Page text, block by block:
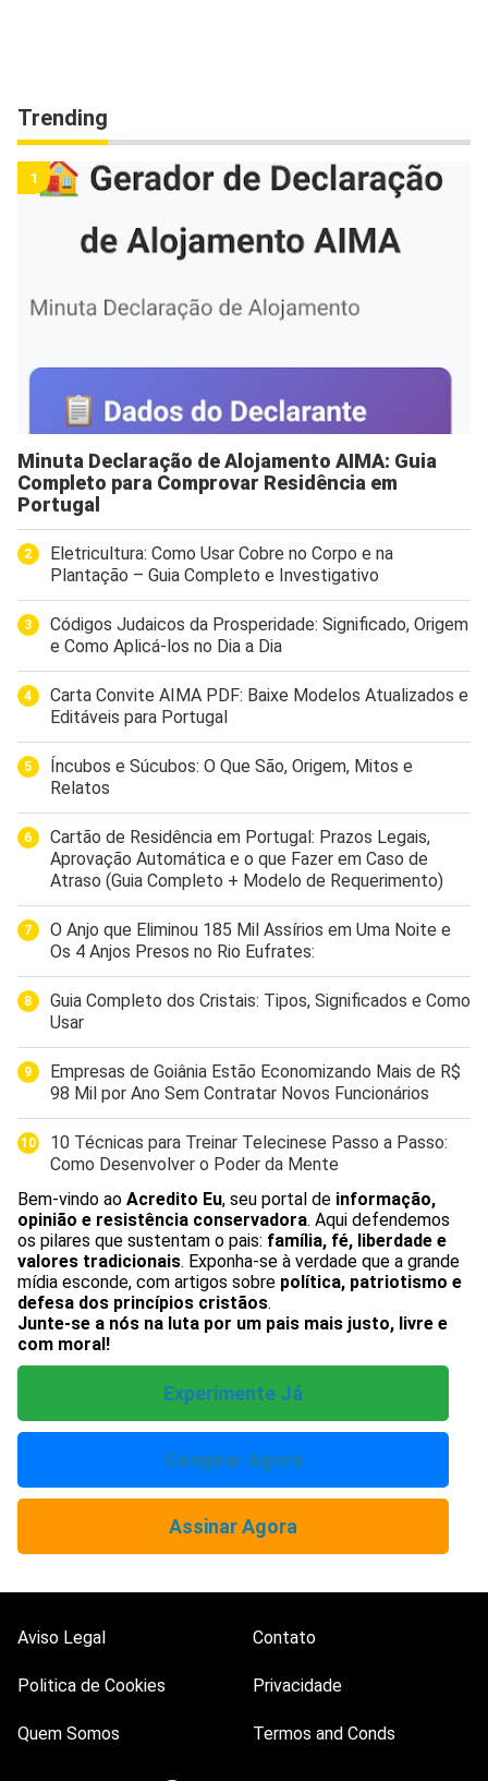
Trending
Minuta Declaração de Alojamento AIMA: Guia
Completo para Comprovar Residência em
Portugal
Eletricultura: Como Usar Cobre no Corpo e na
Plantação – Guia Completo e Investigativo
Códigos Judaicos da Prosperidade: Significado, Origem
e Como Aplicá-los no Dia a Dia
Carta Convite AIMA PDF: Baixe Modelos Atualizados e
Editáveis para Portugal
Íncubos e Súcubos: O Que São, Origem, Mitos e
Relatos
Cartão de Residência em Portugal: Prazos Legais,
Aprovação Automática e o que Fazer em Caso de
Atraso (Guia Completo + Modelo de Requerimento)
O Anjo que Eliminou 185 Mil Assírios em Uma Noite e
Os 4 Anjos Presos no Rio Eufrates:
Guia Completo dos Cristais: Tipos, Significados e Como
Usar
Empresas de Goiânia Estão Economizando Mais de R$
98 Mil por Ano Sem Contratar Novos Funcionários
10 Técnicas para Treinar Telecinese Passo a Passo:
Como Desenvolver o Poder da Mente
Bem-vindo ao Acredito Eu, seu portal de informação,
opinião e resistência conservadora. Aqui defendemos
os pilares que sustentam o pais: família, fé, liberdade e
valores tradicionais. Exponha-se à verdade que a grande
mídia esconde, com artigos sobre política, patriotismo e
defesa dos princípios cristãos.
Junte-se a nós na luta por um pais mais justo, livre e
com moral!
Experimente Já
Comprar Agora
Assinar Agora
Aviso Legal Contato
Politica de Cookies Privacidade
Quem Somos Termos and Conds